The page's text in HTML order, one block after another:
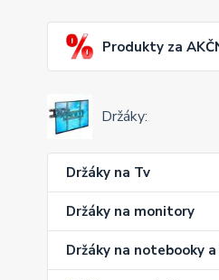
Produkty za
Držáky:
Držáky na Tv
Držáky na monitory
Držáky na notebooky